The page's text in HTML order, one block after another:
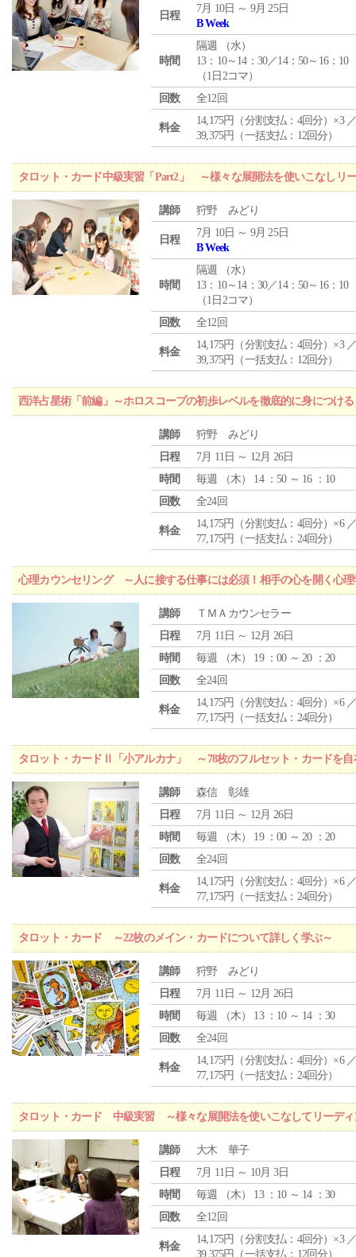
日程
7月 10日 ～ 9月 25日
B Week
時間
隔週 （水）
13：10～14：30／14：50～16：10
（1日2コマ）
回数
全12回
料金
14,175円（分割支払：4回分）×3
39,375円（一括支払：12回分）
タロット・カード中級実習「Part2」 ～様々な展開法を使いこなしリ
講師 狩野 みどり
日程
7月 10日 ～ 9月 25日
B Week
時間
隔週 （水）
13：10～14：30／14：50～16：10
（1日2コマ）
回数
全12回
料金
14,175円（分割支払：4回分）×3
39,375円（一括支払：12回分）
西洋占星術「前編」～ホロスコープの初歩レベルを徹底的に身につける
講師
狩野 みどり
日程
7月 11日 ～ 12月 26日
時間
毎週 （木） 14 ：50 ～ 16 ：10
回数
全24回
料金
14,175円（分割支払：4回分）×6
77,175円（一括支払：24回分）
心理カウンセリング ～人に接する仕事には必須！相手の心を開く心理
講師
ＴＭＡカウンセラー
日程
7月 11日 ～ 12月 26日
時間
毎週 （木） 19 ：00 ～ 20 ：20
回数
全24回
料金
14,175円（分割支払：4回分）×6
77,175円（一括支払：24回分）
タロット・カードⅡ「小アルカナ」 ～78枚のフルセット・カードを自
講師
森信 彰雄
日程
7月 11日 ～ 12月 26日
時間
毎週 （木） 19 ：00 ～ 20 ：20
回数
全24回
料金
14,175円（分割支払：4回分）×6
77,175円（一括支払：24回分）
タロット・カード ～22枚のメイン・カードについて詳しく学ぶ～
講師
狩野 みどり
日程
7月 11日 ～ 12月 26日
時間
毎週 （木） 13 ：10 ～ 14 ：30
回数
全24回
料金
14,175円（分割支払：4回分）×6
77,175円（一括支払：24回分）
タロット・カード 中級実習 ～様々な展開法を使いこなしてリーディ
講師
大木 華子
日程
7月 11日 ～ 10月 3日
時間
毎週 （木） 13 ：10 ～ 14 ：30
回数
全12回
料金
14,175円（分割支払：4回分）×3
39,375円（一括支払：12回分）